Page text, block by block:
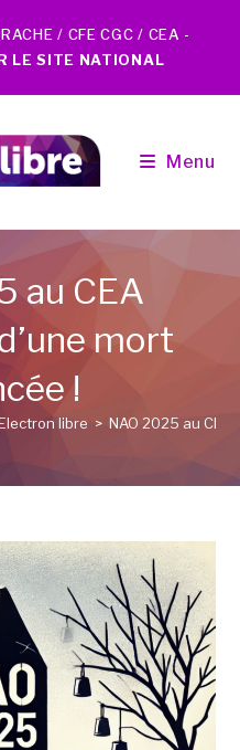
/ CFE CGC / CEA -
LE SITE NATIONAL
Menu
au CEA
mort
!
libre > NAO 2025 au CEA